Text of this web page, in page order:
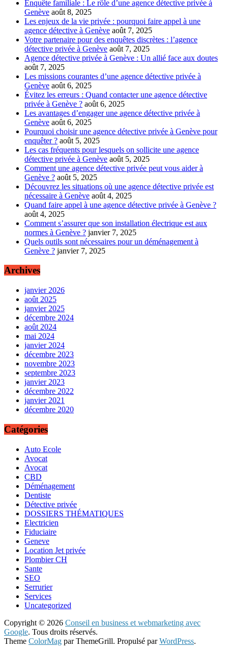
Enquête familiale : Le rôle d’une agence détective privée à
Genève août 8, 2025
Les enjeux de la vie privée : pourquoi faire appel à une
agence détective à Genève août 7, 2025
Votre partenaire pour des enquêtes discrètes : l’agence
détective privée à Genève août 7, 2025
Agence détective privée à Genève : Un allié face aux doutes
août 7, 2025
Les missions courantes d’une agence détective privée à
Genève août 6, 2025
Évitez les erreurs : Quand contacter une agence détective
privée à Genève ? août 6, 2025
Les avantages d’engager une agence détective privée à
Genève août 6, 2025
Pourquoi choisir une agence détective privée à Genève pour
enquêter ? août 5, 2025
Les cas fréquents pour lesquels on sollicite une agence
détective privée à Genève août 5, 2025
Comment une agence détective privée peut vous aider à
Genève ? août 5, 2025
Découvrez les situations où une agence détective privée est
nécessaire à Genève août 4, 2025
Quand faire appel à une agence détective privée à Genève ?
août 4, 2025
Comment s’assurer que son installation électrique est aux
normes à Genève ? janvier 7, 2025
Quels outils sont nécessaires pour un déménagement à
Genève ? janvier 7, 2025
Archives
janvier 2026
août 2025
janvier 2025
décembre 2024
août 2024
mai 2024
janvier 2024
décembre 2023
novembre 2023
septembre 2023
janvier 2023
décembre 2022
janvier 2021
décembre 2020
Catégories
Auto Ecole
Avocat
Avocat
CBD
Déménagement
Dentiste
Détective privée
DOSSIERS THÉMATIQUES
Electricien
Fiduciaire
Geneve
Location Jet privée
Plombier CH
Sante
SEO
Serrurier
Services
Uncategorized
Copyright © 2026 Conseil en business et webmarketing avec
Google. Tous droits réservés.
Theme ColorMag par ThemeGrill. Propulsé parWordPress.